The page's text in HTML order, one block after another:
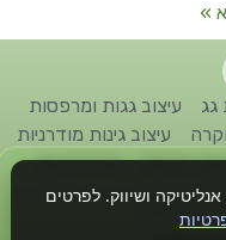
ושיווק. לפרטים
»
גג
עיצוב גגות ומרפסות
עיצוב גינות מודרניות
פרטית אדריכל נוף
© 2022